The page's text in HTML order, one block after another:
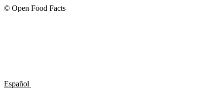
© Open Food Facts
Español